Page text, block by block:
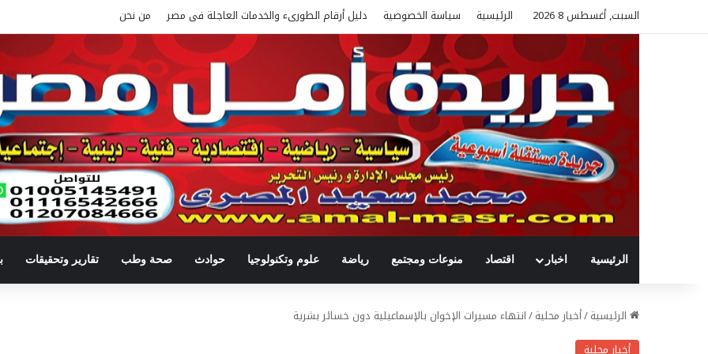
السبت, أغسطس 8 2026 الرئيسية سياسة الخصوصية دليل أرقام الطورىء والخدمات العاجلة فى مصر من نحن
الرئيسية اخبار اقتصاد منوعات ومجتمع رياضة علوم وتكنولوجيا حوادث صحة وطب تقارير وتحقيقات
الرئيسية/أخبار محلية/انتهاء مسيرات الإخوان بالإسماعيلية دون خسائر بشرية
أخبار محلية